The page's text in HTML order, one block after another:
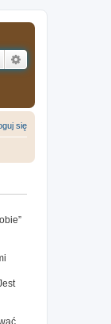
Szukaj
się